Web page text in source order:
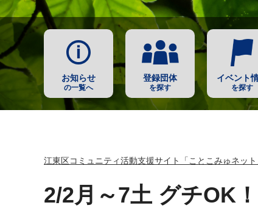
お知らせ
の一覧へ
登録団体
を探す
イベント
を探す
江東区コミュニティ活動支援サイト「ことこみゅネット
2/2月～7土 グチOK